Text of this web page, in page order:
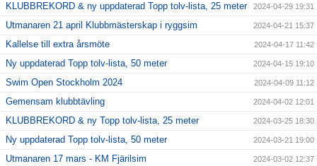
KLUBBREKORD & ny uppdaterad Topp tolv-lista, 25 meter 2024-04-29 19:31
Utmanaren 21 april Klubbmästerskap i ryggsim 2024-04-21 15:37
Kallelse till extra årsmöte 2024-04-17 11:42
Ny uppdaterad Topp tolv-lista, 50 meter 2024-04-15 19:10
Swim Open Stockholm 2024 2024-04-09 11:12
Gemensam klubbtävling 2024-04-02 12:01
KLUBBREKORD & ny Topp tolv-lista, 25 meter 2024-03-25 18:30
Ny uppdaterad Topp tolv-lista, 50 meter 2024-03-21 19:00
Utmanaren 17 mars - KM Fjärilsim 2024-03-02 12:37